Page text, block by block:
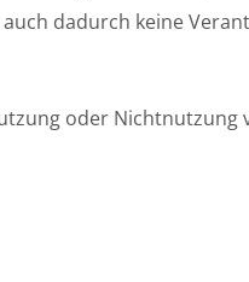
dadurch keine
oder